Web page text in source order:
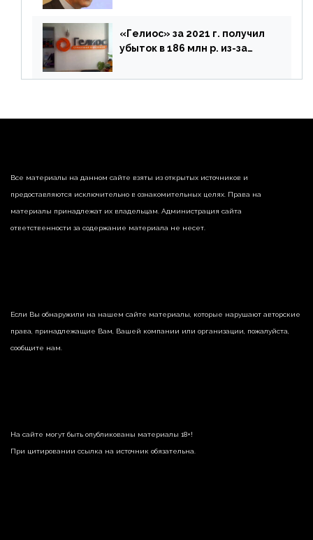
«Гелиос» за 2021 г. получил
убыток в 186 млн р. из-за
реализации недвижимости
Все материалы на данном сайте взяты из открытых источников и
предоставляются исключительно в ознакомительных целях. Права на
материалы принадлежат их владельцам. Администрация сайта
ответственности за содержание материала не несет.
Если Вы обнаружили на нашем сайте материалы, которые нарушают авторские
права, принадлежащие Вам, Вашей компании или организации, пожалуйста,
сообщите нам.
На сайте могут быть опубликованы материалы 18+!
При цитировании ссылка на источник обязательна.